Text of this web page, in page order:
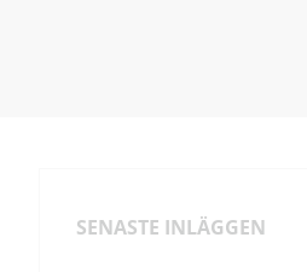
SENASTE INLÄGGEN